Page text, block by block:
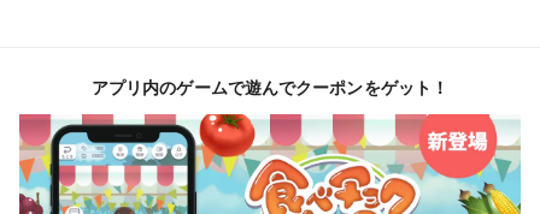
アプリ内のゲームで遊んでクーポンをゲット！